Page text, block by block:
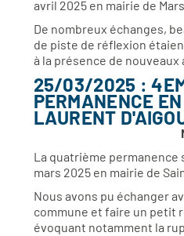
avril 2025 en mairie de
De nombreux échanges,
de piste de réflexion
à la présence de
25/03/2025 :
PERMANENCE
LAURENT
La quatrième permanence
mars 2025 en mairie de
Nous avons pu échanger
commune et faire un petit
évoquant notamment la